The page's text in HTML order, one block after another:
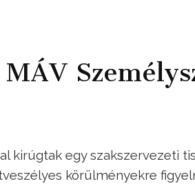
kirúgtak egy szakszervezeti
körülményekre